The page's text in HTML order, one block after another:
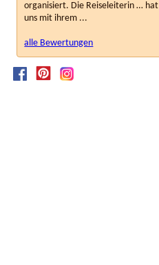
organisiert. Die Reiseleiterin … hat
uns mit ihrem ...
alle Bewertungen